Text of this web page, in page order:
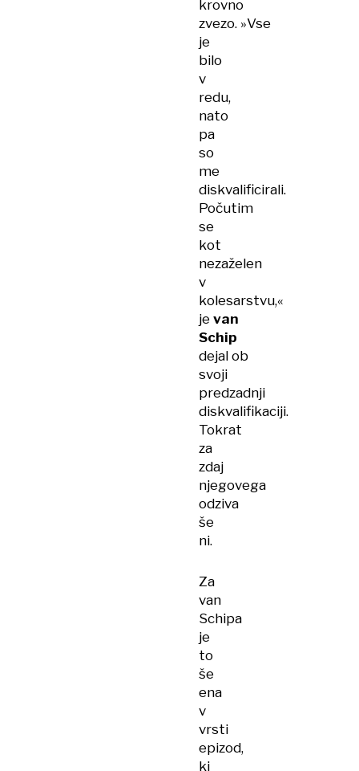
krovno
zvezo. »Vse
je
bilo
v
redu,
nato
pa
so
me
diskvalificirali.
Počutim
se
kot
nezaželen
v
kolesarstvu,«
je van
Schip
dejal ob
svoji
predzadnji
diskvalifikaciji.
Tokrat
za
zdaj
njegovega
odziva
še
ni.
Za
van
Schipa
je
to
še
ena
v
vrsti
epizod,
ki